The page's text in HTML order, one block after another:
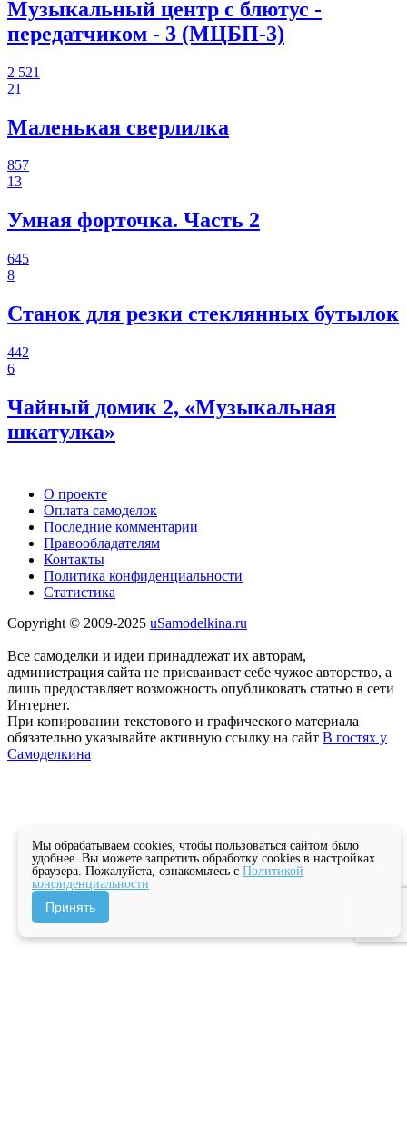
Музыкальный центр с блютус -
передатчиком - 3 (МЦБП-3)
2 521
21
Маленькая сверлилка
857
13
Умная форточка. Часть 2
645
8
Станок для резки стеклянных бутылок
442
6
Чайный домик 2, «Музыкальная
шкатулка»
О проекте
Оплата самоделок
Последние комментарии
Правообладателям
Контакты
Политика конфиденциальности
Статистика
Copyright © 2009-2025 uSamodelkina.ru
Все самоделки и идеи принадлежат их авторам,
администрация сайта не присваивает себе чужое авторство, а
лишь предоставляет возможность опубликовать статью в сети
Интернет.
При копировании текстового и графического материала
обязательно указывайте активную ссылку на сайт В гостях у
Самоделкина
Мы обрабатываем cookies, чтобы пользоваться сайтом было
удобнее. Вы можете запретить обработку cookies в настройках
браузера. Пожалуйста, ознакомьтесь с Политикой
конфиденциальности
Принять